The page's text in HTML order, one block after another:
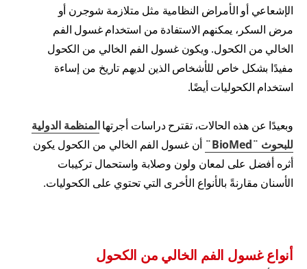
الإشعاعي أو الأمراض النظامية مثل متلازمة شوجرن أو
مرض السكر، يمكنهم الاستفادة من استخدام غسول الفم
الخالي من الكحول. ويكون غسول الفم الخالي من الكحول
مفيدًا بشكل خاص للأشخاص الذين لديهم تاريخ من إساءة
استخدام الكحوليات أيضًا.
وبعيدًا عن هذه الحالات، تقترح دراسات أجرتهاالمنظمة الدولية
للبحوث ¨BioMed¨
أن غسول الفم الخالي من الكحول يكون
أثره أفضل على لمعان ولون وصلابة واستحمال تركيبات
الأسنان مقارنةً بالأنواع الأخرى التي تحتوي على الكحوليات.
أنواع غسول الفم الخالي من الكحول